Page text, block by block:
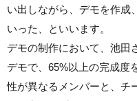
い出しながら、デモを作成
いった、といいます。
デモの制作において、池田
デモで、65%以上の完成度
性が異なるメンバーと、チ